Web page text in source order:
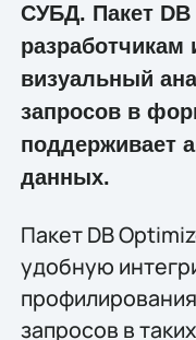
СУБД. Пакет DB
визуальный
запросов в
поддерживает
данных.
Пакет DB
удобную
запросов в